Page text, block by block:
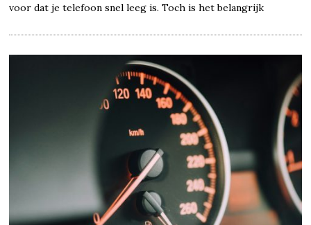
voor dat je telefoon snel leeg is. Toch is het belangrijk